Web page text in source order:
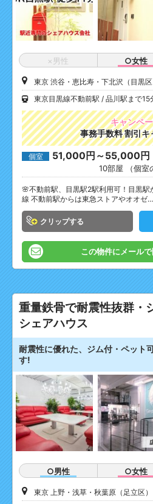
×男性 ○女性
東京 渋谷・恵比寿・下北沢（目黒区
東京目黒線不動前駅
品川駅まで15
キャンペ
事務手数料 割引キ
個室 51,000円～55,000円
10部屋 （個室
🌸不動前駅、目黒駅2駅利用可！目黒駅
線 不動前駅からは東急ストアやオオゼ…
クリップ
この物件にメール
重量鉄骨で耐震性抜群・
シェアハウス
耐震性に優れた、ジム付・ペット
す!
○男性 ○女性
東京 上野・浅草・秋葉原（足立区）